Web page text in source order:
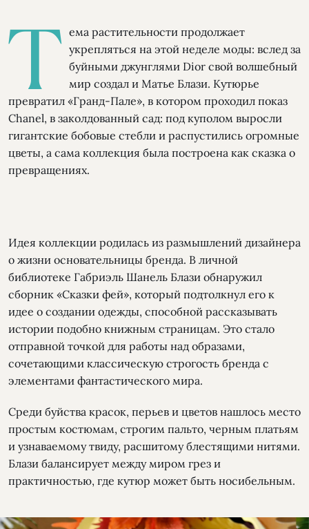
Т ема растительности продолжает
укрепляться на этой неделе моды: вслед за
буйными джунглями Dior свой волшебный
мир создал и Матье Блази. Кутюрье
превратил «Гранд-Пале», в котором проходил показ
Chanel, в заколдованный сад: под куполом выросли
гигантские бобовые стебли и распустились огромные
цветы, а сама коллекция была построена как сказка о
превращениях.
Идея коллекции родилась из размышлений дизайнера
о жизни основательницы бренда. В личной
библиотеке Габриэль Шанель Блази обнаружил
сборник «Сказки фей», который подтолкнул его к
идее о создании одежды, способной рассказывать
истории подобно книжным страницам. Это стало
отправной точкой для работы над образами,
сочетающими классическую строгость бренда с
элементами фантастического мира.
Среди буйства красок, перьев и цветов нашлось место
простым костюмам, строгим пальто, черным платьям
и узнаваемому твиду, расшитому блестящими нитями.
Блази балансирует между миром грез и
практичностью, где кутюр может быть носибельным.